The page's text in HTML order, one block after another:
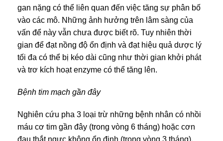
gan nặng có thể liên quan đến việc tăng sự phân bố
vào các mô. Những ảnh hưởng trên lâm sàng của
vấn để này vẫn chưa được biết rõ. Tuy nhiên thời
gian để đạt nồng độ ổn định và đạt hiệu quả dược lý
tối đa có thể bị kéo dài cũng như thời gian khởi phát
và trơ kích hoạt enzyme có thể tăng lên.
Bệnh tim mạch gần đây
Nghiên cứu pha 3 loại trừ những bệnh nhân có nhồi
máu cơ tim gần đây (trong vòng 6 tháng) hoặc cơn
đau thắt ngực không ổn định (trong vòng 3 tháng),